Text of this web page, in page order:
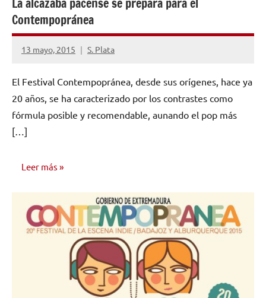
La alcazaba pacense se prepara para el
Contempopránea
13 mayo, 2015 S. Plata
No
comentarios
El Festival Contempopránea, desde sus orígenes, hace ya
20 años, se ha caracterizado por los contrastes como
fórmula posible y recomendable, aunando el pop más
[…]
Leer más
NOTICIAS